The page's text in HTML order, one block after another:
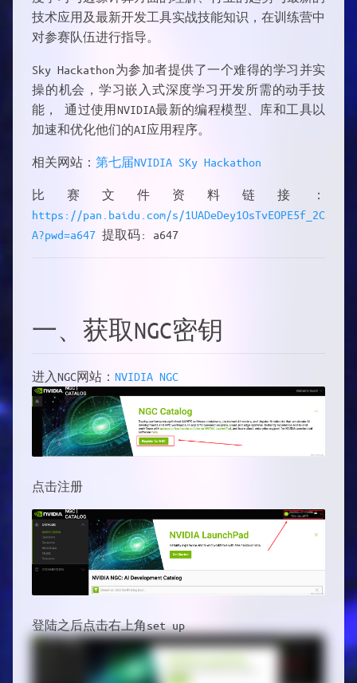
技术应用及最新开发工具实战技能知识，在训练营中
对参赛队伍进行指导。
Sky Hackathon为参加者提供了一个难得的学习并实
操的机会，学习嵌入式深度学习开发所需的动手技
能， 通过使用NVIDIA最新的编程模型、库和工具以
加速和优化他们的AI应用程序。
相关网站： 第七届NVIDIA SKy Hackathon
比赛文件资料链接：
https://pan.baidu.com/s/1UADeDey1OsTvEOPE5f_2C
A?pwd=a647 提取码: a647
一、获取NGC密钥
进入NGC网站： NVIDIA NGC
点击注册
登陆之后点击右上角set up